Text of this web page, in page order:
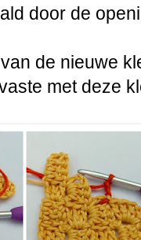
door de
de nieuwe
met deze